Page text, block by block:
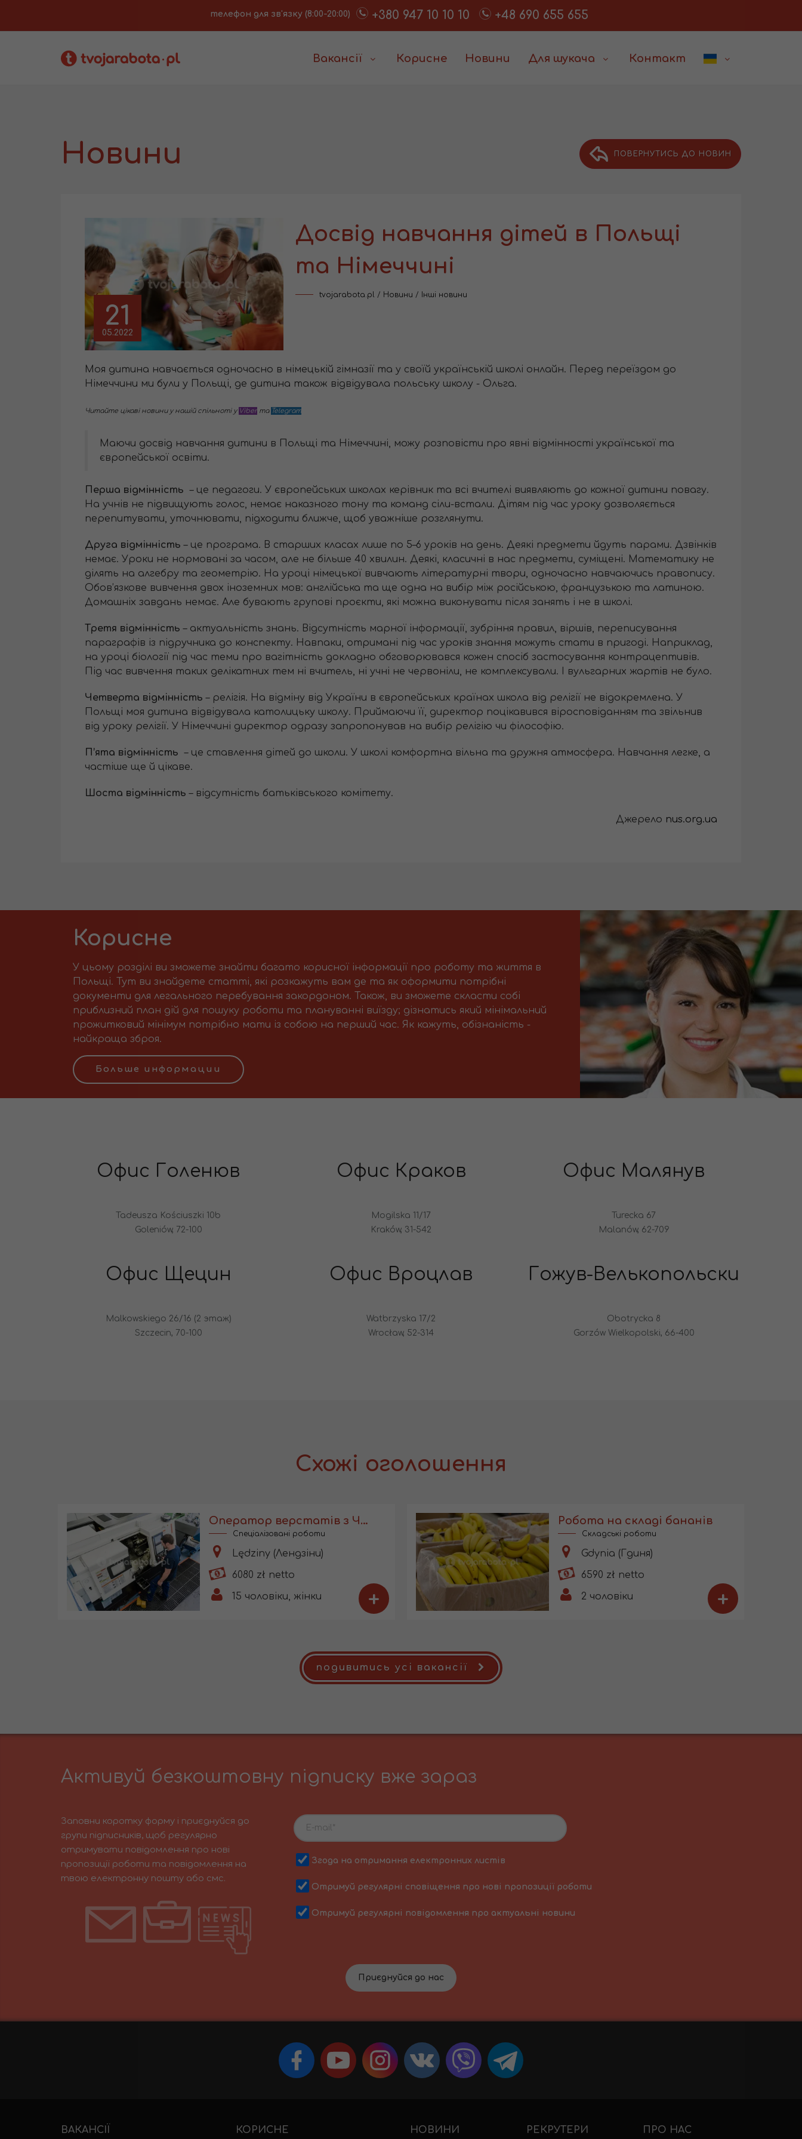
телефон для зв'язку (8:00-20:00) +380 947 10 10 10 +48 690 655 655
Вакансії Корисне Новини Для шукача Контакт
ПОВЕРНУТИСЬ ДО НОВИН
Новини
21
05.2022
Досвід навчання дітей в Польщі
та Німеччині
tvojarabota.pl / Новини / Інші новини
Моя дитина навчається одночасно в німецькій гімназії та у своїй українській школі онлайн. Перед переїздом до
Німеччини ми були у Польщі, де дитина також відвідувала польську школу - Ольга.
Читайте цікаві новини у нашій спільноті у Viber та Telegram
Маючи досвід навчання дитини в Польщі та Німеччині, можу розповісти про явні відмінності української та
європейської освіти.
Перша відмінність – це педагоги. У європейських школах керівник та всі вчителі виявляють до кожної дитини повагу.
На учнів не підвищують голос, немає наказного тону та команд сіли-встали. Дітям під час уроку дозволяється
перепитувати, уточнювати, підходити ближче, щоб уважніше розглянути.
Друга відмінність– це програма. В старших класах лише по 5–6 уроків на день. Деякі предмети йдуть парами. Дзвінків
немає. Уроки не нормовані за часом, але не більше 40 хвилин. Деякі, класичні в нас предмети, суміщені. Математику не
ділять на алгебру та геометрію. На уроці німецької вивчають літературні твори, одночасно навчаючись правопису.
Обов’язкове вивчення двох іноземних мов: англійська та ще одна на вибір між російською, французькою та латиною.
Домашніх завдань немає. Але бувають групові проєкти, які можна виконувати після занять і не в школі.
Третя відмінність – актуальність знань. Відсутність марної інформації, зубріння правил, віршів, переписування
параграфів із підручника до конспекту. Навпаки, отримані під час уроків знання можуть стати в пригоді. Наприклад,
на уроці біології під час теми про вагітність докладно обговорювався кожен спосіб застосування контрацептивів.
Під час вивчення таких делікатних тем ні вчитель, ні учні не червоніли, не комплексували. І вульгарних жартів не було.
Четверта відмінність – релігія. На відміну від України в європейських країнах школа від релігії не відокремлена. У
Польщі моя дитина відвідувала католицьку школу. Приймаючи її, директор поцікавився віросповіданням та звільнив
від уроку релігії. У Німеччині директор одразу запропонував на вибір релігію чи філософію.
П’ята відмінність – це ставлення дітей до школи. У школі комфортна вільна та дружня атмосфера. Навчання легке, а
частіше ще й цікаве.
Шоста відмінність – відсутність батьківського комітету.
Джерело nus.org.ua
Корисне
У цьому розділі ви зможете знайти багато корисної інформації про роботу та життя в
Польщі. Тут ви знайдете статті, які розкажуть вам де та як оформити потрібні
документи для легального перебування закордоном. Також, ви зможете скласти собі
приблизний план дій для пошуку роботи та плануванні виїзду; дізнатись який мінімальний
прожитковий мінімум потрібно мати із собою на перший час. Як кажуть, обізнаність -
найкраща зброя.
Больше информации
Офис Голенюв
Tadeusza Kościuszki 10b
Goleniów, 72-100
Офис Краков
Mogilska 11/17
Kraków, 31-542
Офис Малянув
Turecka 67
Malanów, 62-709
Офис Щецин
Malkowskiego 26/16 (2 этаж)
Szczecin, 70-100
Офис Вроцлав
Watbrzyska 17/2
Wrocław, 52-314
Гожув-Велькопольски
Obotrycka 8
Gorzów Wielkopolski, 66-400
Схожі оголошення
Оператор верстатів з ЧПУ з навчанням
Спеціалізовані роботи
Lędziny (Лендзіни)
6080 zł netto
15 чоловіки, жінки +
Робота на складі бананів
Складські роботи
Gdynia (Гдиня)
6590 zł netto
2 чоловіки +
подивитись усі вакансії
Активуй безкоштовну підписку вже зараз
Заповни коротку форму і приєднуйся до
групи підписників, щоб регулярно
отримувати повідомлення про нові
пропозиції роботи та повідомлення на
твою електронну пошту або смс.
Згода на отримання електронних листів
Отримуй регулярні сповіщення про нові пропозиції роботи
Отримуй регулярні повідомлення про актуальні новини
Приєднуйся до нас
ВАКАНСІЇ КОРИСНЕ НОВИНИ РЕКРУТЕРИ ПРО НАС